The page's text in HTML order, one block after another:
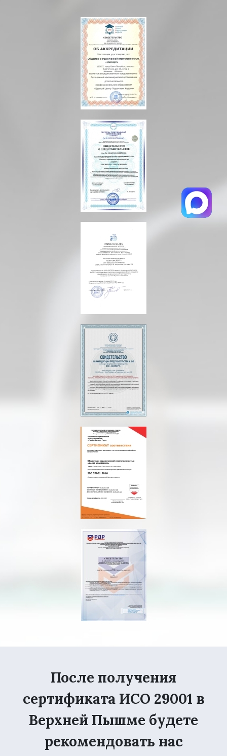
После получения
сертификата ИСО 29001 в
Верхней Пышме будете
рекомендовать нас